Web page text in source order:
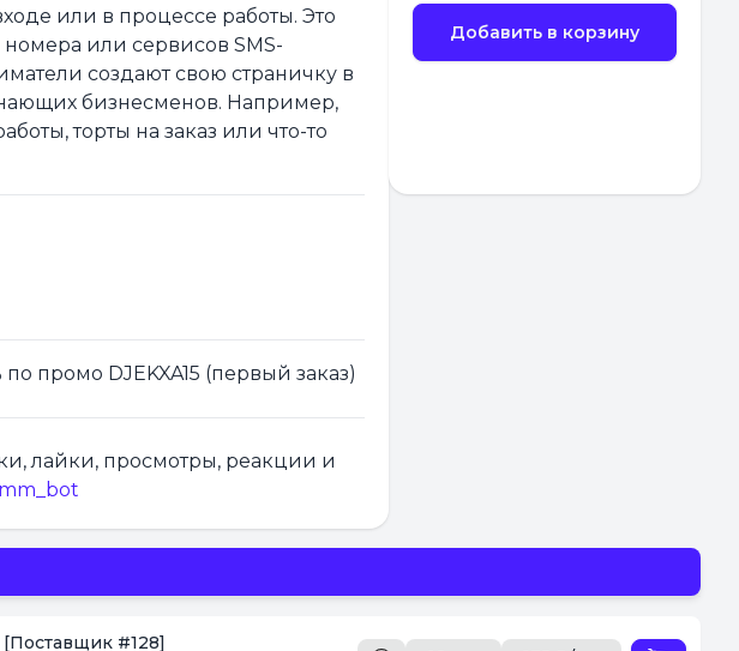
или в процессе работы. Это
или сервисов SMS-
создают свою страничку в
бизнесменов. Например,
торты на заказ или что-то
промо DJEKXA15 (первый заказ)
лайки, просмотры, реакции и
Добавить в корзину
[Поставщик #128]